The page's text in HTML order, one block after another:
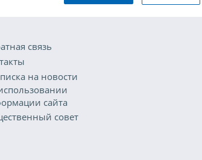
связь
на новости
сайта
совет